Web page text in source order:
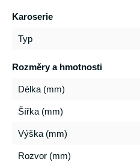
Karoserie
Typ
Rozměry a hmotnosti
Délka (mm)
Šířka (mm)
Výška (mm)
Rozvor (mm)